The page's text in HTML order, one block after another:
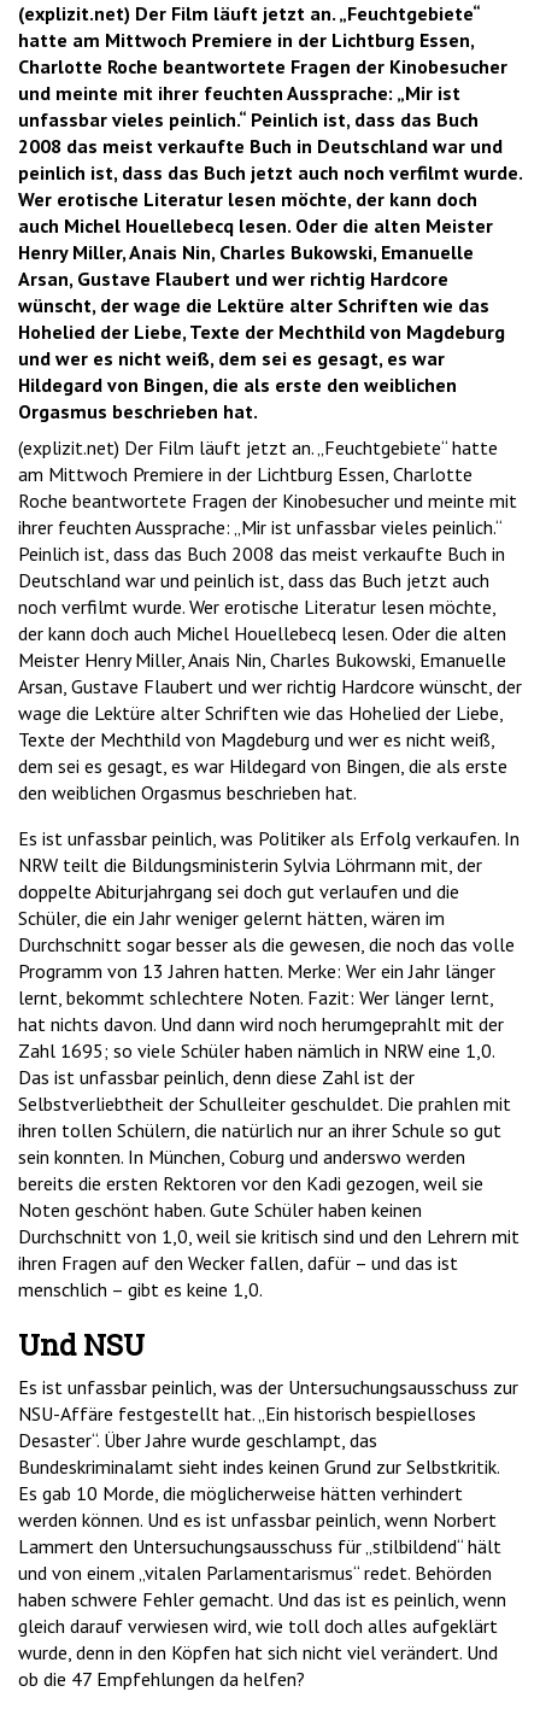
(explizit.net) Der Film läuft jetzt an. „Feuchtgebiete“
hatte am Mittwoch Premiere in der Lichtburg Essen,
Charlotte Roche beantwortete Fragen der Kinobesucher
und meinte mit ihrer feuchten Aussprache: „Mir ist
unfassbar vieles peinlich.“ Peinlich ist, dass das Buch
2008 das meist verkaufte Buch in Deutschland war und
peinlich ist, dass das Buch jetzt auch noch verfilmt wurde.
Wer erotische Literatur lesen möchte, der kann doch
auch Michel Houellebecq lesen. Oder die alten Meister
Henry Miller, Anais Nin, Charles Bukowski, Emanuelle
Arsan, Gustave Flaubert und wer richtig Hardcore
wünscht, der wage die Lektüre alter Schriften wie das
Hohelied der Liebe, Texte der Mechthild von Magdeburg
und wer es nicht weiß, dem sei es gesagt, es war
Hildegard von Bingen, die als erste den weiblichen
Orgasmus beschrieben hat.
(explizit.net) Der Film läuft jetzt an. „Feuchtgebiete“ hatte
am Mittwoch Premiere in der Lichtburg Essen, Charlotte
Roche beantwortete Fragen der Kinobesucher und meinte mit
ihrer feuchten Aussprache: „Mir ist unfassbar vieles peinlich.“
Peinlich ist, dass das Buch 2008 das meist verkaufte Buch in
Deutschland war und peinlich ist, dass das Buch jetzt auch
noch verfilmt wurde. Wer erotische Literatur lesen möchte,
der kann doch auch Michel Houellebecq lesen. Oder die alten
Meister Henry Miller, Anais Nin, Charles Bukowski, Emanuelle
Arsan, Gustave Flaubert und wer richtig Hardcore wünscht, der
wage die Lektüre alter Schriften wie das Hohelied der Liebe,
Texte der Mechthild von Magdeburg und wer es nicht weiß,
dem sei es gesagt, es war Hildegard von Bingen, die als erste
den weiblichen Orgasmus beschrieben hat.
Es ist unfassbar peinlich, was Politiker als Erfolg verkaufen. In
NRW teilt die Bildungsministerin Sylvia Löhrmann mit, der
doppelte Abiturjahrgang sei doch gut verlaufen und die
Schüler, die ein Jahr weniger gelernt hätten, wären im
Durchschnitt sogar besser als die gewesen, die noch das volle
Programm von 13 Jahren hatten. Merke: Wer ein Jahr länger
lernt, bekommt schlechtere Noten. Fazit: Wer länger lernt,
hat nichts davon. Und dann wird noch herumgeprahlt mit der
Zahl 1695; so viele Schüler haben nämlich in NRW eine 1,0.
Das ist unfassbar peinlich, denn diese Zahl ist der
Selbstverliebtheit der Schulleiter geschuldet. Die prahlen mit
ihren tollen Schülern, die natürlich nur an ihrer Schule so gut
sein konnten. In München, Coburg und anderswo werden
bereits die ersten Rektoren vor den Kadi gezogen, weil sie
Noten geschönt haben. Gute Schüler haben keinen
Durchschnitt von 1,0, weil sie kritisch sind und den Lehrern mit
ihren Fragen auf den Wecker fallen, dafür – und das ist
menschlich – gibt es keine 1,0.
Und NSU
Es ist unfassbar peinlich, was der Untersuchungsausschuss zur
NSU-Affäre festgestellt hat. „Ein historisch bespielloses
Desaster“. Über Jahre wurde geschlampt, das
Bundeskriminalamt sieht indes keinen Grund zur Selbstkritik.
Es gab 10 Morde, die möglicherweise hätten verhindert
werden können. Und es ist unfassbar peinlich, wenn Norbert
Lammert den Untersuchungsausschuss für „stilbildend“ hält
und von einem „vitalen Parlamentarismus“ redet. Behörden
haben schwere Fehler gemacht. Und das ist es peinlich, wenn
gleich darauf verwiesen wird, wie toll doch alles aufgeklärt
wurde, denn in den Köpfen hat sich nicht viel verändert. Und
ob die 47 Empfehlungen da helfen?